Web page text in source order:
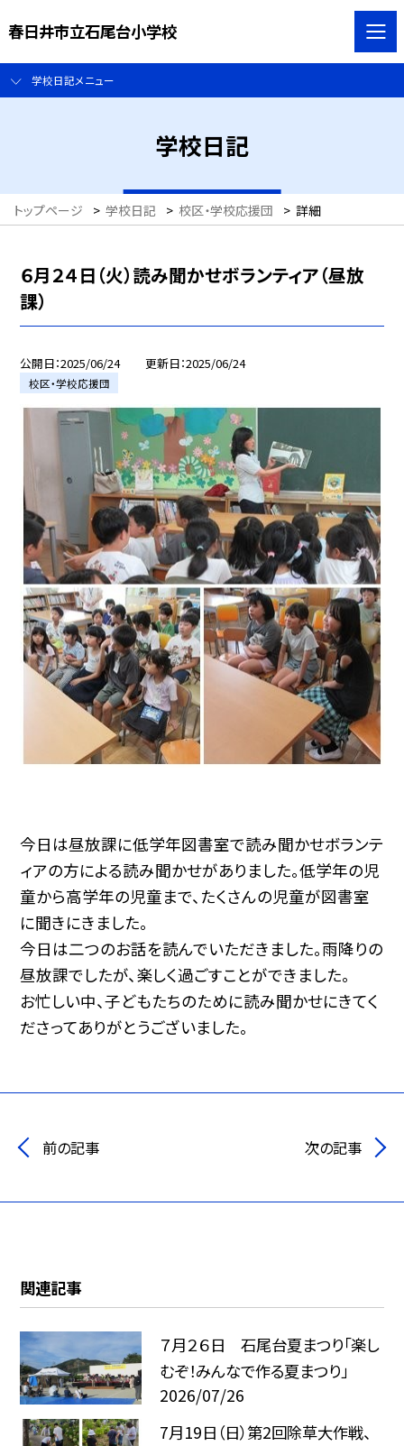
春日井市立石尾台小学校
学校日記メニュー
学校日記
トップページ > 学校日記 > 校区・学校応援団 > 詳細
６月２４日（火）読み聞かせボランティア（昼放
課）
公開日 2025/06/24 更新日 2025/06/24
校区・学校応援団
今日は昼放課に低学年図書室で読み聞かせボランテ
ィアの方による読み聞かせがありました。低学年の児
童から高学年の児童まで、たくさんの児童が図書室
に聞きにきました。
今日は二つのお話を読んでいただきました。雨降りの
昼放課でしたが、楽しく過ごすことができました。
お忙しい中、子どもたちのために読み聞かせにきてく
ださってありがとうございました。
前の記事 次の記事
関連記事
７月２６日 石尾台夏まつり「楽し
むぞ！みんなで作る夏まつり」
2026/07/26
7月19日（日）第2回除草大作戦、